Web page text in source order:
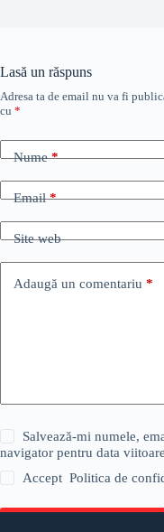
Lasă un răspuns
Adresa ta de email nu va fi
cu *
Nume*
Email*
Site web
Adaugă un comentariu *
Salvează-mi numele,
navigator pentru data
AcceptPolitica de